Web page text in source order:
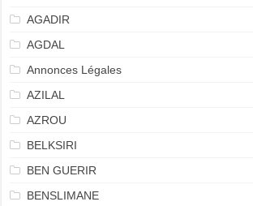
AGADIR
AGDAL
Annonces Légales
AZILAL
AZROU
BELKSIRI
BEN GUERIR
BENSLIMANE